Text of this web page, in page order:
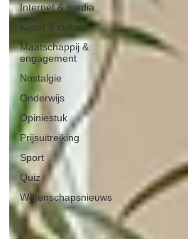
Internet & media
Kunst & cultuur
Maatschappij &
engagement
Nostalgie
Onderwijs
Opiniestuk
Prijsuitreiking
Sport
Quiz
Wetenschapsnieuws